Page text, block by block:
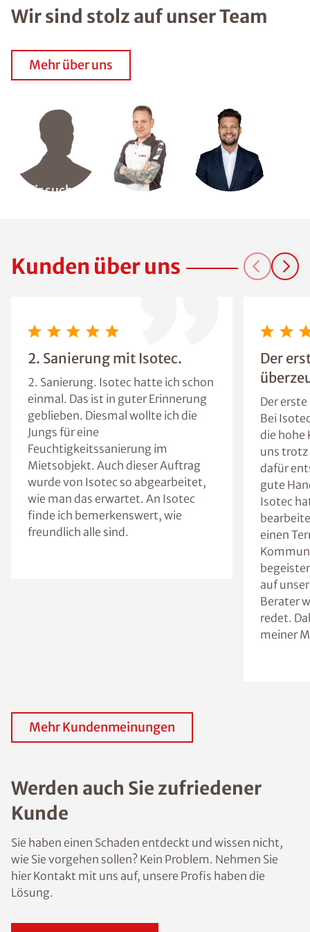
Wir sind stolz auf unser Team
Mehr über uns
Wir suchen
Kunden über uns
2. Sanierung mit Isotec.
2. Sanierung. Isotec hatte ich schon
einmal. Das ist in guter Erinnerung
geblieben. Diesmal wollte ich die
Jungs für eine
Feuchtigkeitssanierung im
Mietsobjekt. Auch dieser Auftrag
wurde von Isotec so abgearbeitet,
wie man das erwartet. An Isotec
finde ich bemerkenswert, wie
freundlich alle sind.
Der
Der
Bei
die hohe
uns trotz
dafür
gute
Isotec
einen
auf
Berater
redet.
meiner
Mehr Kundenmeinungen
Werden auch Sie zufriedener
Kunde
Sie haben einen Schaden entdeckt und wissen nicht,
wie Sie vorgehen sollen? Kein Problem. Nehmen Sie
hier Kontakt mit uns auf, unsere Profis haben die
Lösung.